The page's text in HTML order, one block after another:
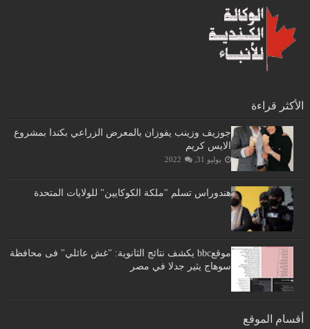
الأكثر قراءة
جوزيف وزينب يفوزان بالمعرض الزراعي بكندا بمشروع
الايس كريم
يوليو 31, 2022
هندوراس تسلم "ملكة الكوكايين" للولايات المتحدة
موقعbbc يكشف نتائج الثانوية: "غش عائلي" فى محافظة
سوهاج يثير جدلا في مصر
أقسام الموقع